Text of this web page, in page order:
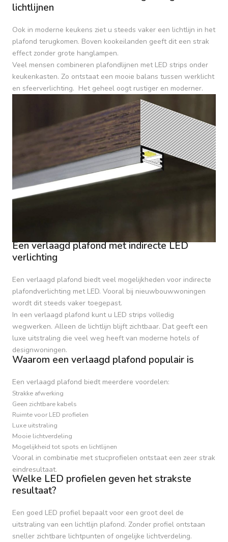
lichtlijnen
Ook in moderne keukens ziet u steeds vaker een lichtlijn in het
plafond terugkomen. Boven kookeilanden geeft dit een strak
effect zonder grote hanglampen.
Veel mensen combineren plafondlijnen met LED strips onder
keukenkasten. Zo ontstaat een mooie balans tussen werklicht
en sfeerverlichting. Het geheel oogt rustiger en moderner.
Een verlaagd plafond met indirecte LED
verlichting
Een verlaagd plafond biedt veel mogelijkheden voor indirecte
plafondverlichting met LED. Vooral bij nieuwbouwwoningen
wordt dit steeds vaker toegepast.
In een verlaagd plafond kunt u LED strips volledig
wegwerken. Alleen de lichtlijn blijft zichtbaar. Dat geeft een
luxe uitstraling die veel weg heeft van moderne hotels of
designwoningen.
Waarom een verlaagd plafond populair is
Een verlaagd plafond biedt meerdere voordelen:
Strakke afwerking
Geen zichtbare kabels
Ruimte voor LED profielen
Luxe uitstraling
Mooie lichtverdeling
Mogelijkheid tot spots en lichtlijnen
Vooral in combinatie met stucprofielen ontstaat een zeer strak
eindresultaat.
Welke LED profielen geven het strakste
resultaat?
Een goed LED profiel bepaalt voor een groot deel de
uitstraling van een lichtlijn plafond. Zonder profiel ontstaan
sneller zichtbare lichtpunten of ongelijke lichtverdeling.